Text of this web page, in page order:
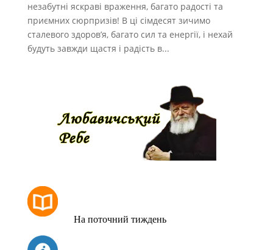
незабутні яскраві враження, багато радості та
приємних сюрпризів! В ці сімдесят зичимо
сталевого здоров’я, багато сил та енергії, і нехай
будуть завжди щастя і радість в...
На поточний тиждень